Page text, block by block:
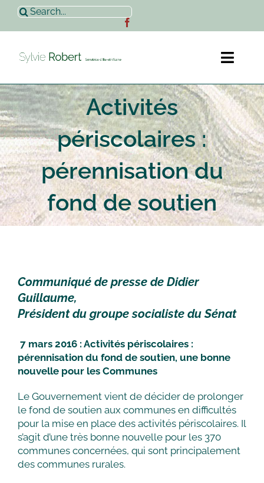
Passer
contenu
Rechercher:
Accueil
Sylvie Robert
Actualités
Contact
Activités
périscolaires :
pérennisation du
fond de soutien
Communiqué de presse de Didier
Guillaume,
Président du groupe socialiste du Sénat
7 mars 2016 : Activités périscolaires :
pérennisation du fond de soutien, une bonne
nouvelle pour les Communes
Le Gouvernement vient de décider de prolonger
le fond de soutien aux communes en difficultés
pour la mise en place des activités périscolaires. Il
s’agit d’une très bonne nouvelle pour les 370
communes concernées, qui sont principalement
des communes rurales.